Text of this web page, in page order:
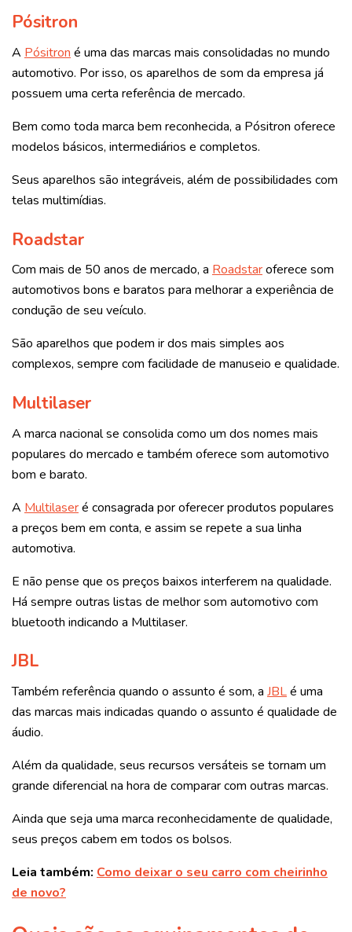
Pósitron
A Pósitron é uma das marcas mais consolidadas no mundo
automotivo. Por isso, os aparelhos de som da empresa já
possuem uma certa referência de mercado.
Bem como toda marca bem reconhecida, a Pósitron oferece
modelos básicos, intermediários e completos.
Seus aparelhos são integráveis, além de possibilidades com
telas multimídias.
Roadstar
Com mais de 50 anos de mercado, a Roadstaroferece som
automotivos bons e baratos para melhorar a experiência de
condução de seu veículo.
São aparelhos que podem ir dos mais simples aos
complexos, sempre com facilidade de manuseio e qualidade.
Multilaser
A marca nacional se consolida como um dos nomes mais
populares do mercado e também oferece som automotivo
bom e barato.
A Multilaseré consagrada por oferecer produtos populares
a preços bem em conta, e assim se repete a sua linha
automotiva.
E não pense que os preços baixos interferem na qualidade.
Há sempre outras listas de melhor som automotivo com
bluetooth indicando a Multilaser.
JBL
Também referência quando o assunto é som, a JBLé uma
das marcas mais indicadas quando o assunto é qualidade de
áudio.
Além da qualidade, seus recursos versáteis se tornam um
grande diferencial na hora de comparar com outras marcas.
Ainda que seja uma marca reconhecidamente de qualidade,
seus preços cabem em todos os bolsos.
Leia também: Como deixar o seu carro com cheirinho
de novo?